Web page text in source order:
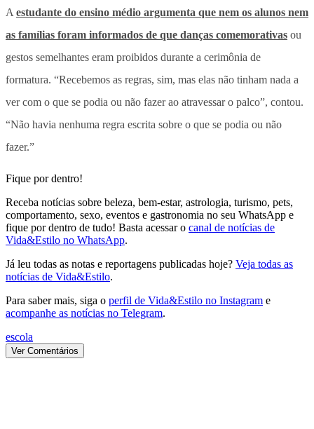
A estudante do ensino médio argumenta que nem os alunos nem
as famílias foram informados de que danças comemorativas ou
gestos semelhantes eram proibidos durante a cerimônia de
formatura. “Recebemos as regras, sim, mas elas não tinham nada a
ver com o que se podia ou não fazer ao atravessar o palco”, contou.
“Não havia nenhuma regra escrita sobre o que se podia ou não
fazer.”
Fique por dentro!
Receba notícias sobre beleza, bem-estar, astrologia, turismo, pets,
comportamento, sexo, eventos e gastronomia no seu WhatsApp e
fique por dentro de tudo! Basta acessar o canal de notícias de
Vida&Estilo no WhatsApp.
Já leu todas as notas e reportagens publicadas hoje? Veja todas as
notícias de Vida&Estilo.
Para saber mais, siga o perfil de Vida&Estilo no Instagram e
acompanhe as notícias no Telegram.
escola
Ver Comentários